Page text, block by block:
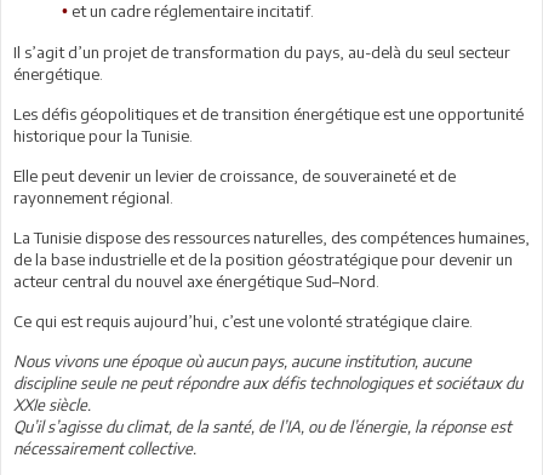
• et un cadre réglementaire incitatif.
Il s’agit d’un projet de transformation du pays, au-delà du seul secteur
énergétique.
Les défis géopolitiques et de transition énergétique est une opportunité
historique pour la Tunisie.
Elle peut devenir un levier de croissance, de souveraineté et de
rayonnement régional.
La Tunisie dispose des ressources naturelles, des compétences humaines,
de la base industrielle et de la position géostratégique pour devenir un
acteur central du nouvel axe énergétique Sud–Nord.
Ce qui est requis aujourd’hui, c’est une volonté stratégique claire.
Nous vivons une époque où aucun pays, aucune institution, aucune
discipline seule ne peut répondre aux défis technologiques et sociétaux du
XXIe siècle.
Qu’il s’agisse du climat, de la santé, de l’IA, ou de l’énergie, la réponse est
nécessairement collective.